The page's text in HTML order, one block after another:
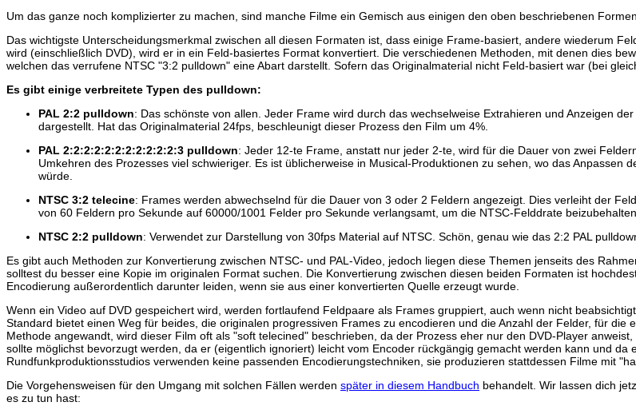
Um das ganze noch komplizierter zu machen, sind manche Filme ein Gemisch aus einigen den oben beschriebenen Formen.
Das wichtigste Unterscheidungsmerkmal zwischen all diesen Formaten ist, dass einige Frame-basiert, andere wiederum
wird (einschließlich DVD), wird er in ein Feld-basiertes Format konvertiert. Die verschiedenen Methoden, mit denen dies
welchen das verrufene NTSC "3:2 pulldown" eine Abart darstellt. Sofern das Originalmaterial nicht Feld-basiert war (bei
Es gibt einige verbreitete Typen des pulldown:
PAL 2:2 pulldown: Das schönste von allen. Jeder Frame wird durch das wechselweise Extrahieren und Anzeigen
dargestellt. Hat das Originalmaterial 24fps, beschleunigt dieser Prozess den Film um 4%.
PAL 2:2:2:2:2:2:2:2:2:2:2:3 pulldown: Jeder 12-te Frame, anstatt nur jeder 2-te, wird für die Dauer von zwei
Umkehren des Prozesses viel schwieriger. Es ist üblicherweise in Musical-Produktionen zu sehen, wo das Anpassen
würde.
NTSC 3:2 telecine: Frames werden abwechselnd für die Dauer von 3 oder 2 Feldern angezeigt. Dies verleiht der
von 60 Feldern pro Sekunde auf 60000/1001 Felder pro Sekunde verlangsamt, um die NTSC-Felddrate beizubehalten.
NTSC 2:2 pulldown: Verwendet zur Darstellung von 30fps Material auf NTSC. Schön, genau wie das 2:2 PAL
Es gibt auch Methoden zur Konvertierung zwischen NTSC- und PAL-Video, jedoch liegen diese Themen jenseits des
solltest du besser eine Kopie im originalen Format suchen. Die Konvertierung zwischen diesen beiden Formaten ist
Encodierung außerordentlich darunter leiden, wenn sie aus einer konvertierten Quelle erzeugt wurde.
Wenn ein Video auf DVD gespeichert wird, werden fortlaufend Feldpaare als Frames gruppiert, auch wenn nicht
Standard bietet einen Weg für beides, die originalen progressiven Frames zu encodieren und die Anzahl der Felder, für
Methode angewandt, wird dieser Film oft als "soft telecined" beschrieben, da der Prozess eher nur den DVD-Player
sollte möglichst bevorzugt werden, da er (eigentlich ignoriert) leicht vom Encoder rückgängig gemacht werden kann und
Rundfunkproduktionsstudios verwenden keine passenden Encodierungstechniken, sie produzieren stattdessen Filme mit
Die Vorgehensweisen für den Umgang mit solchen Fällen werden später in diesem Handbuch behandelt. Wir lassen dich
es zu tun hast: